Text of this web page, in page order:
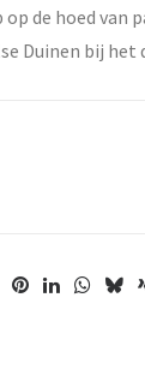
de hoed van
Duinen bij het